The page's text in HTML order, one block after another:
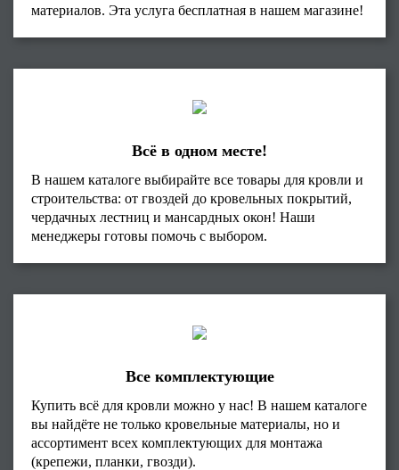
материалов. Эта услуга бесплатная в нашем магазине!
Всё в одном месте!
В нашем каталоге выбирайте все товары для кровли и
строительства: от гвоздей до кровельных покрытий,
чердачных лестниц и мансардных окон! Наши
менеджеры готовы помочь с выбором.
Все комплектующие
Купить всё для кровли можно у нас! В нашем каталоге
вы найдёте не только кровельные материалы, но и
ассортимент всех комплектующих для монтажа
(крепежи, планки, гвозди).